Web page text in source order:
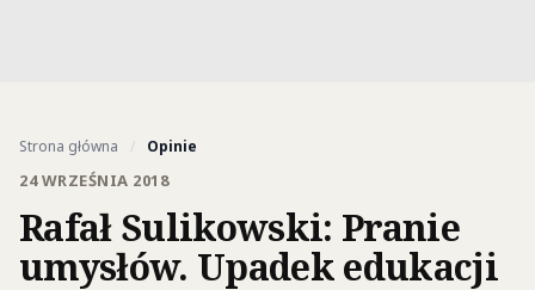
Strona główna / Opinie
24 WRZEŚNIA 2018
Rafał Sulikowski: Pranie
umysłów. Upadek edukacji